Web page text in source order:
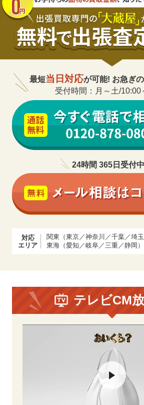
最短当日対応が可能! お急ぎ
受付時間：月～土/10:00
24時間 365日受付中
対応
エリア
関東（東京／神奈川／千葉／埼
東海（愛知／岐阜／三重／静岡）
テレビCM